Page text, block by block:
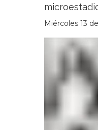
Miércoles 13